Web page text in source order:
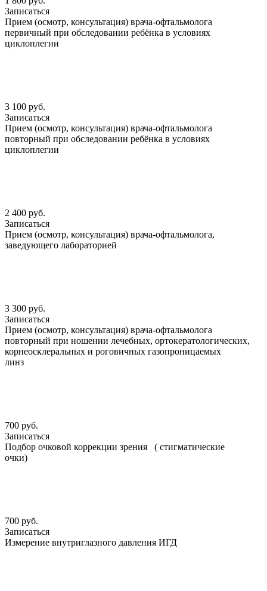
Записаться
Прием (осмотр, консультация) врача-офтальмолога
первичный при обследовании ребёнка в условиях
циклоплегии
3 100 руб.
Записаться
Прием (осмотр, консультация) врача-офтальмолога
повторный при обследовании ребёнка в условиях
циклоплегии
2 400 руб.
Записаться
Прием (осмотр, консультация) врача-офтальмолога,
заведующего лабораторией
3 300 руб.
Записаться
Прием (осмотр, консультация) врача-офтальмолога
повторный при ношении лечебных, ортокератологических,
корнеосклеральных и роговичных газопроницаемых
линз
700 руб.
Записаться
Подбор очковой коррекции зрения ( стигматические
очки)
700 руб.
Записаться
Измерение внутриглазного давления ИГД